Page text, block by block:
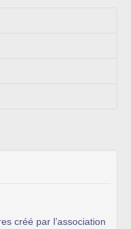
créé par l’association